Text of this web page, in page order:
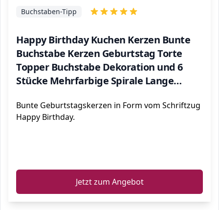
Happy Birthday Kuchen Kerzen Bunte
Buchstabe Kerzen Geburtstag Torte
Topper Buchstabe Dekoration und 6
Stücke Mehrfarbige Spirale Lange
Geburtstag Party Hochzeit
Buchstaben-Tipp
Bunte Geburtstagskerzen in Form vom Schriftzug
Happy Birthday.
Jetzt zum Angebot